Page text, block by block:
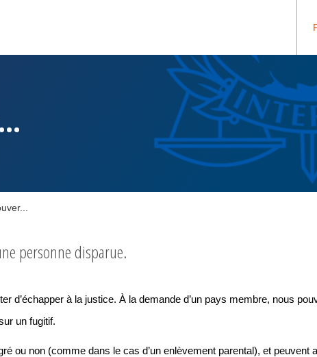
personne disparue.
d’échapper à la justice. À la demande d’un pays membre, nous
un fugitif.
ou non (comme dans le cas d’un enlèvement parental), et peuvent